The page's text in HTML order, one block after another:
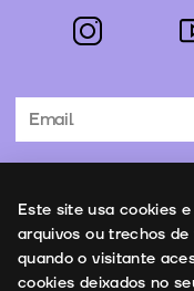
instagram
Subscrever
Este site usa cookies
arquivos ou trechos
quando o visitante
cookies deixados no